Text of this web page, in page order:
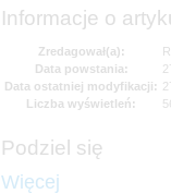
Informacje o
Zredagował(a):
Data powstania:
Data ostatniej modyfikacji:
Liczba wyświetleń:
Podziel się
Więcej